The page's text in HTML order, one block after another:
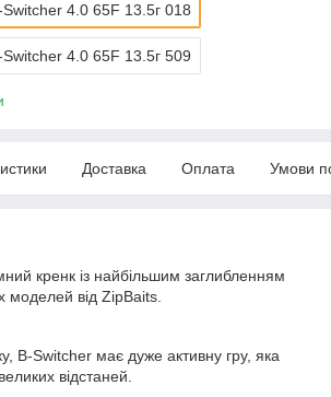
4.0 65F 13.5г 018
4.0 65F 13.5г 509
Доставка Оплата Умови
кренк із найбільшим заглибленням
моделей від ZipBaits.
B-Switcher має дуже активну гру, яка
відстаней.